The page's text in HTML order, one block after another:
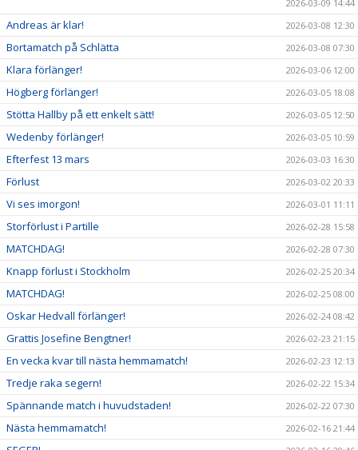
2026-03-09 14:44
Andreas är klar! 2026-03-08 12:30
Bortamatch på Schlätta 2026-03-08 07:30
Klara förlänger! 2026-03-06 12:00
Högberg förlänger! 2026-03-05 18:08
Stötta Hallby på ett enkelt sätt! 2026-03-05 12:50
Wedenby förlänger! 2026-03-05 10:59
Efterfest 13 mars 2026-03-03 16:30
Förlust 2026-03-02 20:33
Vi ses imorgon! 2026-03-01 11:11
Storförlust i Partille 2026-02-28 15:58
MATCHDAG! 2026-02-28 07:30
Knapp förlust i Stockholm 2026-02-25 20:34
MATCHDAG! 2026-02-25 08:00
Oskar Hedvall förlänger! 2026-02-24 08:42
Grattis Josefine Bengtner! 2026-02-23 21:15
En vecka kvar till nästa hemmamatch! 2026-02-23 12:13
Tredje raka segern! 2026-02-22 15:34
Spännande match i huvudstaden! 2026-02-22 07:30
Nästa hemmamatch! 2026-02-16 21:44